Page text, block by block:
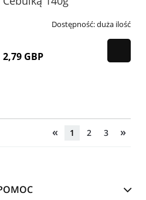
Dostępność:duża ilość
2,79 GBP
« 1 2 3 »